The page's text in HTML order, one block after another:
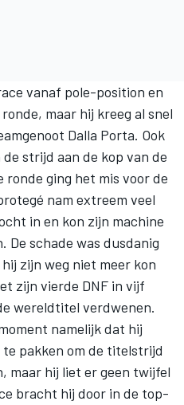
vanaf pole-position en
maar hij kreeg al snel
Dalla Porta. Ook
strijd aan de kop van de
ging het mis voor de
nam extreem veel
in en kon zijn machine
De schade was dusdanig
zijn weg niet meer kon
zijn vierde DNF in vijf
wereldtitel verdwenen.
namelijk dat hij
pakken om de titelstrijd
maar hij liet er geen twijfel
bracht hij door in de top-